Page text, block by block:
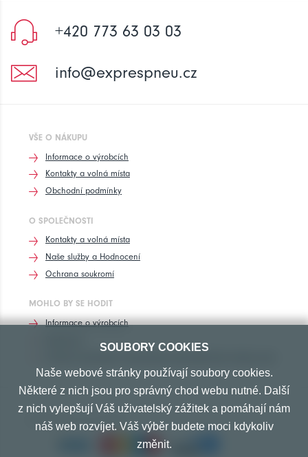
+420 773 63 03 03
info@exprespneu.cz
VŠE O NÁKUPU
Informace o výrobcích
Kontakty a volná místa
Obchodní podmínky
O SPOLEČNOSTI
Kontakty a volná místa
Naše služby a Hodnocení
Ochrana soukromí
MOHLO BY SE HODIT
Informace o výrobcích
PŘIJÍMÁME TYTO PLATBY
SOUBORY COOKIES
Naše webové stránky používají soubory cookies.
Některé z nich jsou pro správný chod webu nutné. Další
z nich vylepšují Váš uživatelský zážitek a pomáhají nám
náš web rozvíjet. Váš výběr budete moci kdykoliv
změnit.